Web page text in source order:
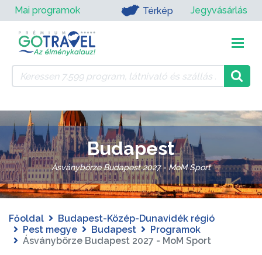
Mai programok Térkép Jegyvásárlás
Budapest
Ásványbörze Budapest 2027 - MoM Sport
Főoldal
Budapest-Közép-Dunavidék régió
Pest megye
Budapest
Programok
Ásványbörze Budapest 2027 - MoM Sport